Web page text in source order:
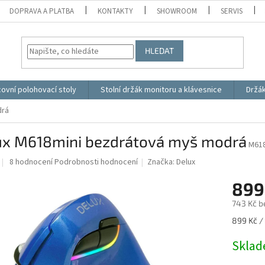
DOPRAVA A PLATBA KONTAKTY SHOWROOM SERVIS
HLEDAT
polohovací stoly Stolní držák monitoru a klávesnice
M618mini bezdrátová myš modrá
Průměrné
hvězdiček.
8 hodnoceníPodrobnosti hodnocení Značka:Delux
743 Kč
Měrná
899 Kč /